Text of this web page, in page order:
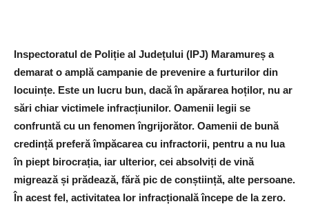
Inspectoratul de Poliție al Județului (IPJ) Maramureș a
demarat o amplă campanie de prevenire a furturilor din
locuințe. Este un lucru bun, dacă în apărarea hoților, nu ar
sări chiar victimele infracțiunilor. Oamenii legii se
confruntă cu un fenomen îngrijorător. Oamenii de bună
credință preferă împăcarea cu infractorii, pentru a nu lua
în piept birocrația, iar ulterior, cei absolviți de vină
migrează și prădează, fără pic de conștiință, alte persoane.
În acest fel, activitatea lor infracțională începe de la zero.